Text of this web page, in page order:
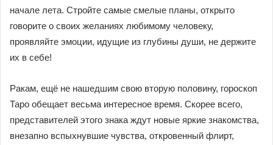
начале лета. Стройте самые смелые планы, открыто
говорите о своих желаниях любимому человеку,
проявляйте эмоции, идущие из глубины души, не держите
их в себе!
Ракам, ещё не нашедшим свою вторую половину, гороскоп
Таро обещает весьма интересное время. Скорее всего,
представителей этого знака ждут новые яркие знакомства,
внезапно вспыхнувшие чувства, откровенный флирт,